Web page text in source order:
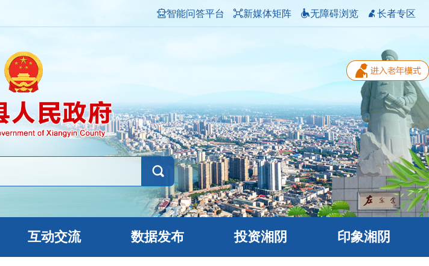
智能问答平台 新媒体矩阵 无障碍浏览 长者专区
互动交流 数据发布 投资湘阴 印象湘阴